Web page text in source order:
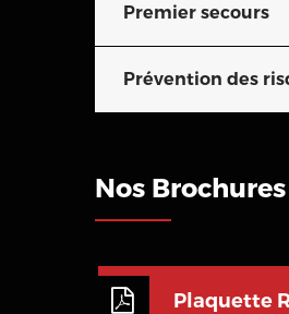
Premier secours
Prévention des
Nos Brochures
Plaquette